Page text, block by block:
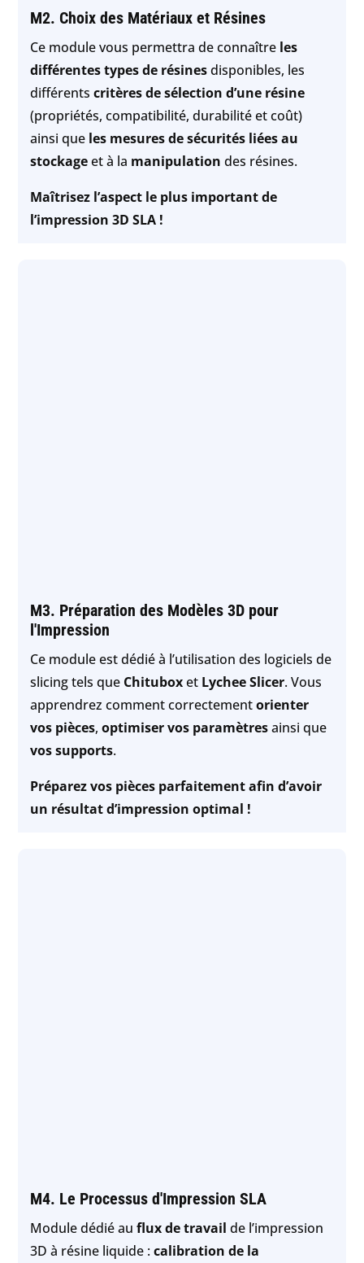
M2. Choix des Matériaux et Résines
Ce module vous permettra de connaître les
différentes types de résinesdisponibles, les
différentscritères de sélection d’une résine
(propriétés, compatibilité, durabilité et coût)
ainsi que les mesures de sécurités liées au
stockageet à la manipulation des résines.
Maîtrisez l’aspect le plus important de
l’impression 3D SLA !
M3. Préparation des Modèles 3D pour
l'Impression
Ce module est dédié à l’utilisation des logiciels de
slicing tels que Chituboxet Lychee Slicer. Vous
apprendrez comment correctementorienter
vos pièces,optimiser vos paramètresainsi que
vos supports.
Préparez vos pièces parfaitement afin d’avoir
un résultat d’impression optimal !
M4. Le Processus d'Impression SLA
Module dédié au flux de travail de l’impression
3D à résine liquide :calibration de la